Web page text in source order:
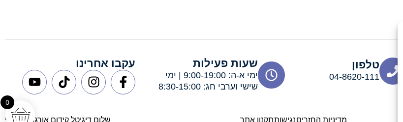
0
טלפון
04-8620-111
שעות פעילות
ימי א-ה: 9:00-19:00 | ימי
שישי וערבי חג: 8:30-15:00
עקבו אחרינו
מדיניות החזריםנגישותתקנון אתר שלום דיגיטל קידום אורגני מקצועי